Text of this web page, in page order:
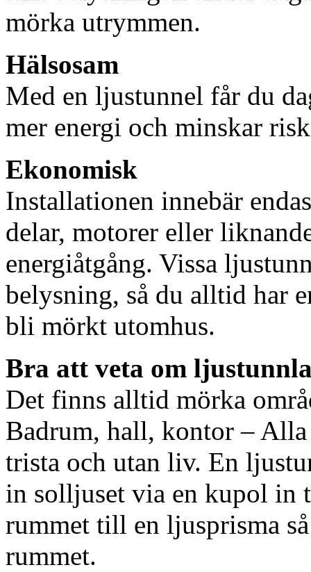
mörka utrymmen.
Hälsosam
Med en ljustunnel får du
mer energi och minskar
Ekonomisk
Installationen innebär
delar, motorer eller
energiåtgång. Vissa
belysning, så du alltid har
bli mörkt utomhus.
Bra att veta om
Det finns alltid mörka
Badrum, hall, kontor – Alla
trista och utan liv. En
in solljuset via en kupol in
rummet till en ljusprisma
rummet.